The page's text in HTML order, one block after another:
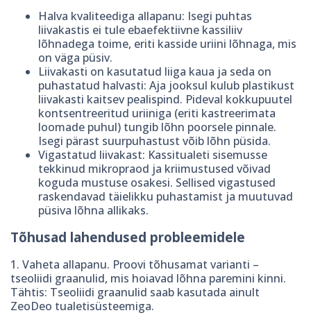
Halva kvaliteediga allapanu: Isegi puhtas
liivakastis ei tule ebaefektiivne kassiliiv
lõhnadega toime, eriti kasside uriini lõhnaga, mis
on väga püsiv.
Liivakasti on kasutatud liiga kaua ja seda on
puhastatud halvasti: Aja jooksul kulub plastikust
liivakasti kaitsev pealispind. Pideval kokkupuutel
kontsentreeritud uriiniga (eriti kastreerimata
loomade puhul) tungib lõhn poorsele pinnale.
Isegi pärast suurpuhastust võib lõhn püsida.
Vigastatud liivakast: Kassitualeti sisemusse
tekkinud mikropraod ja kriimustused võivad
koguda mustuse osakesi. Sellised vigastused
raskendavad täielikku puhastamist ja muutuvad
püsiva lõhna allikaks.
Tõhusad lahendused probleemidele
1. Vaheta allapanu. Proovi tõhusamat varianti –
tseoliidi graanulid, mis hoiavad lõhna paremini kinni.
Tähtis: Tseoliidi graanulid saab kasutada ainult
ZeoDeo tualetisüsteemiga.